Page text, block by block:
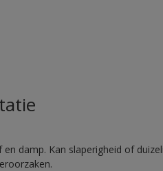
damp. Kan slaperigheid of